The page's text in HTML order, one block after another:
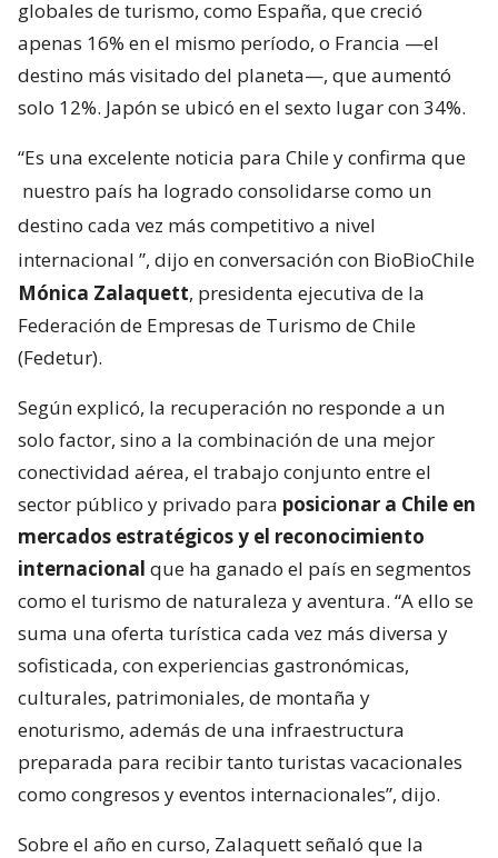
globales de turismo, como España, que creció
apenas 16% en el mismo período, o Francia —el
destino más visitado del planeta—, que aumentó
solo 12%. Japón se ubicó en el sexto lugar con 34%.
“Es una excelente noticia para Chile y confirma que
nuestro país ha logrado consolidarse como un
destino cada vez más competitivo a nivel
internacional ”, dijo en conversación con BioBioChile
Mónica Zalaquett, presidenta ejecutiva de la
Federación de Empresas de Turismo de Chile
(Fedetur).
Según explicó, la recuperación no responde a un
solo factor, sino a la combinación de una mejor
conectividad aérea, el trabajo conjunto entre el
sector público y privado para posicionar a Chile en
mercados estratégicos y el reconocimiento
internacional que ha ganado el país en segmentos
como el turismo de naturaleza y aventura. “A ello se
suma una oferta turística cada vez más diversa y
sofisticada, con experiencias gastronómicas,
culturales, patrimoniales, de montaña y
enoturismo, además de una infraestructura
preparada para recibir tanto turistas vacacionales
como congresos y eventos internacionales”, dijo.
Sobre el año en curso, Zalaquett señaló que la